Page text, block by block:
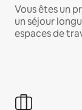
Vous êtes un
un séjour
espaces de